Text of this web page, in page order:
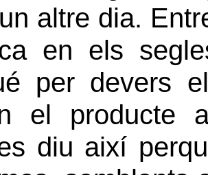
altre dia.
en els
per devers
el producte
diu així